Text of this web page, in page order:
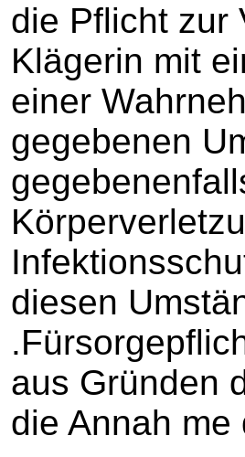
die Pflicht zur
Klägerin mit
einer
gegebenen
diesen
aus Gründen
die Annah